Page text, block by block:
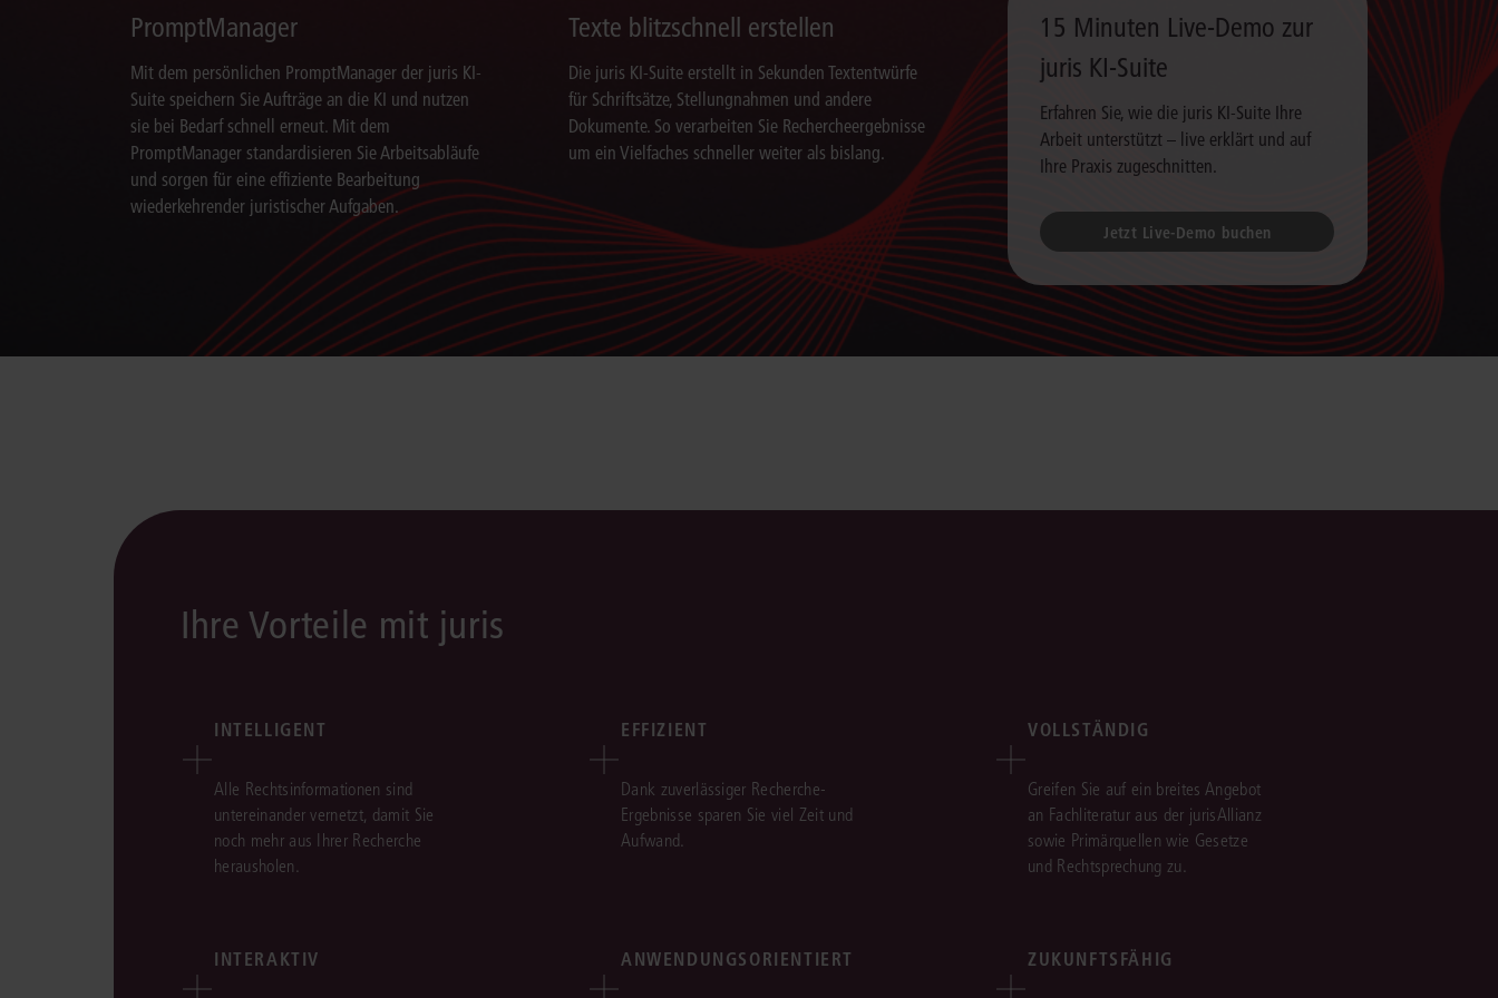
PromptManager
Mit dem persönlichen PromptManager der juris KI-
Suite speichern Sie Aufträge an die KI und nutzen
sie bei Bedarf schnell erneut. Mit dem
PromptManager standardisieren Sie Arbeitsabläufe
und sorgen für eine effiziente Bearbeitung
wiederkehrender juristischer Aufgaben.
Texte blitzschnell erstellen
Die juris KI-Suite erstellt in Sekunden Textentwürfe
für Schriftsätze, Stellungnahmen und andere
Dokumente. So verarbeiten Sie Rechercheergebnisse
um ein Vielfaches schneller weiter als bislang.
15 Minuten Live-Demo zur
juris KI-Suite
Erfahren Sie, wie die juris KI-Suite Ihre
Arbeit unterstützt – live erklärt und auf
Ihre Praxis zugeschnitten.
Jetzt Live-Demo buchen
Ihre Vorteile mit juris
INTELLIGENT
Alle Rechtsinformationen sind
untereinander vernetzt, damit Sie
noch mehr aus Ihrer Recherche
herausholen.
EFFIZIENT
Dank zuverlässiger Recherche-
Ergebnisse sparen Sie viel Zeit und
Aufwand.
VOLLSTÄNDIG
Greifen Sie auf ein breites Angebot
an Fachliteratur aus der jurisAllianz
sowie Primärquellen wie Gesetze
und Rechtsprechung zu.
INTERAKTIV ANWENDUNGSORIENTIERT ZUKUNFTSFÄHIG